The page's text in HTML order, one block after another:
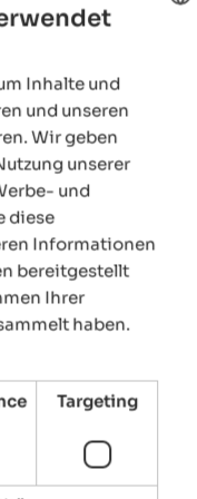
gut! Zum
Eisacktal und das
im Eisacktal
der Natur und den
,
GERMAN
Inhalte und
und unseren
Wir geben
unserer
und
diese
Informationen
bereitgestellt
Ihrer
haben.
Targeting